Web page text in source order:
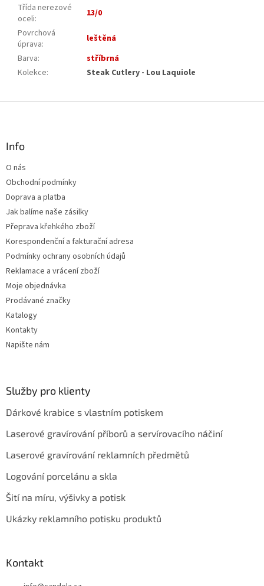
Třída nerezové
oceli:
13/0
Povrchová
úprava:
leštěná
Barva:
stříbrná
Kolekce: Steak Cutlery - Lou Laquiole
Info
O nás
Obchodní podmínky
Doprava a platba
Jak balíme naše zásilky
Přeprava křehkého zboží
Korespondenční a fakturační adresa
Podmínky ochrany osobních údajů
Reklamace a vrácení zboží
Moje objednávka
Prodávané značky
Katalogy
Kontakty
Napište nám
Služby pro klienty
Dárkové krabice s vlastním potiskem
Laserové gravírování příborů a servírovacího náčiní
Laserové gravírování reklamních předmětů
Logování porcelánu a skla
Šití na míru, výšivky a potisk
Ukázky reklamního potisku produktů
Kontakt